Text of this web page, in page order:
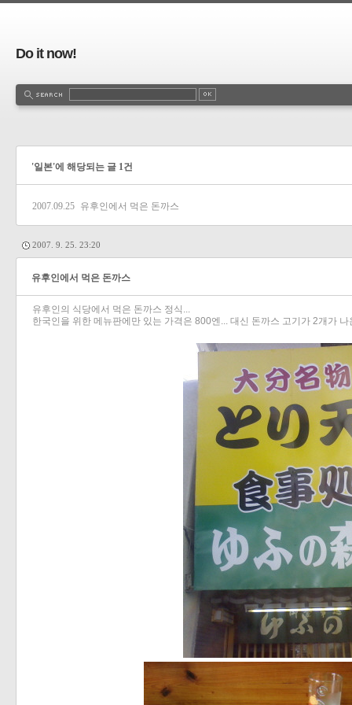
Do it now!
'일본'에 해당되는 글 1건
2007.09.25 유후인에서 먹은 돈까스
2007. 9. 25. 23:20
유후인에서 먹은 돈까스
유후인의 식당에서 먹은 돈까스 정식...
한국인을 위한 메뉴판에만 있는 가격은 800엔... 대신 돈까스 고기가 2개가 나